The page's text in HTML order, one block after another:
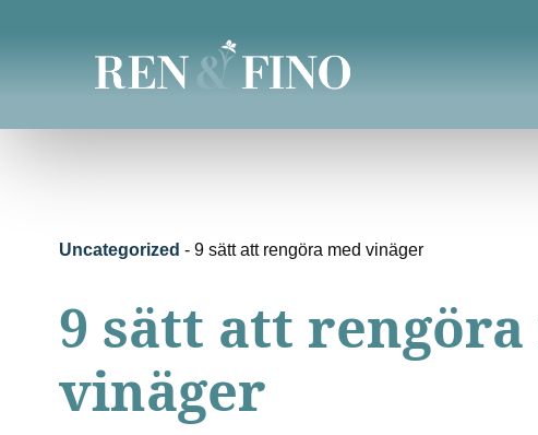
Uncategorized - 9 sätt att rengöra med vinäger
9 sätt att rengöra
vinäger